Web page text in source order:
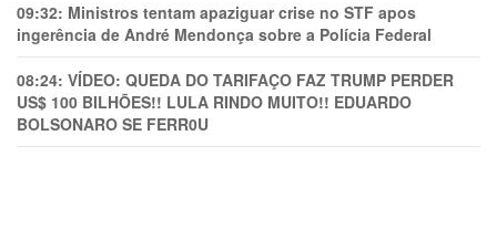
09:32: Ministros tentam apaziguar crise no STF apos
ingerência de André Mendonça sobre a Polícia Federal
08:24: VÍDEO: QUEDA DO TARIFAÇO FAZ TRUMP PERDER
US$ 100 BILHÕES!! LULA RINDO MUITO!! EDUARDO
BOLSONARO SE FERR0U